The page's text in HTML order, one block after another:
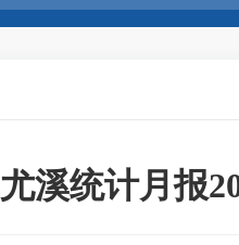
尤溪统计月报